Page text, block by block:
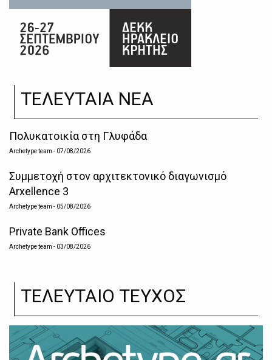
ΤΕΛΕΥΤΑΙΑ ΝΕΑ
Πολυκατοικία στη Γλυφάδα
Archetype team - 07/08/2026
Συμμετοχή στον αρχιτεκτονικό διαγωνισμό
Arxellence 3
Archetype team - 05/08/2026
Private Bank Offices
Archetype team - 03/08/2026
ΤΕΛΕΥΤΑΙΟ ΤΕΥΧΟΣ